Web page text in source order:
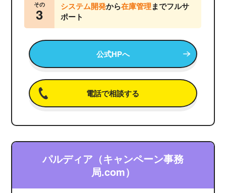
その
3 システム開発から在庫管理までフルサ
ポート
公式HPへ
電話で相談する
パルディア（キャンペーン事務
局.com）